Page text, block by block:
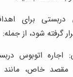
برای
گرفته شود، از جمله:
اجاره اتوبوس
خاص، مانند